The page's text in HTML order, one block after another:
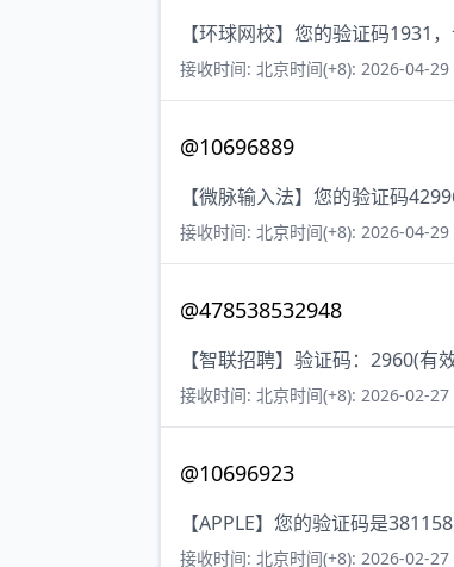
【环球网校】您的验证码1931
接收时间: 北京时间(+8): 2026-04-29
@10696889
【微脉输入法】您的验证码
接收时间: 北京时间(+8): 2026-04-29
@478538532948
【智联招聘】验证码：2960(有
接收时间: 北京时间(+8): 2026-02-
@10696923
【APPLE】您的验证码是
接收时间: 北京时间(+8): 2026-02-